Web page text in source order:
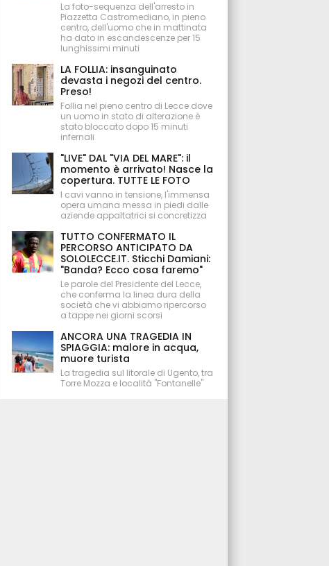
La foto-sequenza dell'arresto in
Piazzetta Castromediano, in pieno
centro, dell'uomo che in mattinata
ha dato in escandescenze per 15
lunghissimi minuti
LA FOLLIA: insanguinato
devasta i negozi del centro.
Preso!
Follia nel pieno centro di Lecce dove
un uomo in stato di alterazione è
stato bloccato dopo 15 minuti
infernali
"LIVE" DAL "VIA DEL MARE": il
momento è arrivato! Nasce la
copertura. TUTTE LE FOTO
I cavi vanno in tensione, l'immensa
opera umana messa in piedi dalle
aziende appaltatrici si concretizza
TUTTO CONFERMATO IL
PERCORSO ANTICIPATO DA
SOLOLECCE.IT. Sticchi Damiani:
"Banda? Ecco cosa faremo"
Le parole del Presidente del Lecce,
che conferma la linea dura della
società che vi abbiamo ripercorso
a tappe nei giorni scorsi
ANCORA UNA TRAGEDIA IN
SPIAGGIA: malore in acqua,
muore turista
La tragedia sul litorale di Ugento, tra
Torre Mozza e località "Fontanelle"